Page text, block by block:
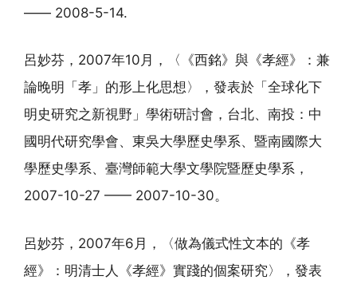
—— 2008-5-14.
呂妙芬，2007年10月，〈《西銘》與《孝經》：兼
論晚明「孝」的形上化思想〉，發表於「全球化下
明史研究之新視野」學術研討會，台北、南投：中
國明代研究學會、東吳大學歷史學系、暨南國際大
學歷史學系、臺灣師範大學文學院暨歷史學系，
2007-10-27 —— 2007-10-30。
呂妙芬，2007年6月，〈做為儀式性文本的《孝
經》：明清士人《孝經》實踐的個案研究〉，發表